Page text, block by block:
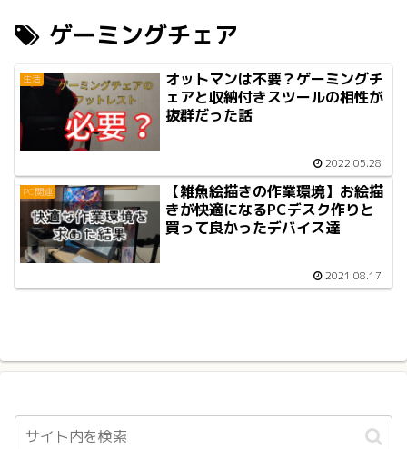
ゲーミングチェア
生活
オットマンは不要？ゲーミングチ
ェアと収納付きスツールの相性が
抜群だった話
2022.05.28
PC関連
【雑魚絵描きの作業環境】お絵描
きが快適になるPCデスク作りと
買って良かったデバイス達
2021.08.17